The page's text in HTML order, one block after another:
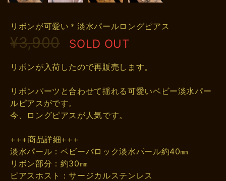
リボンが可愛い＊淡水パールロングピアス
¥3,900 SOLD OUT
リボンが入荷したので再販売します。
リボンパーツと合わせて揺れる可愛いベビー淡水パー
ルピアスがです。
今、ロングピアスが人気です。
+++商品詳細+++
淡水パール：ベビーバロック淡水パール約40㎜
リボン部分：約30㎜
ピアスホスト：サージカルステンレス